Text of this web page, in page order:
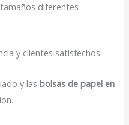
diferentes
y clientes satisfechos.
y lasbolsas de papel en